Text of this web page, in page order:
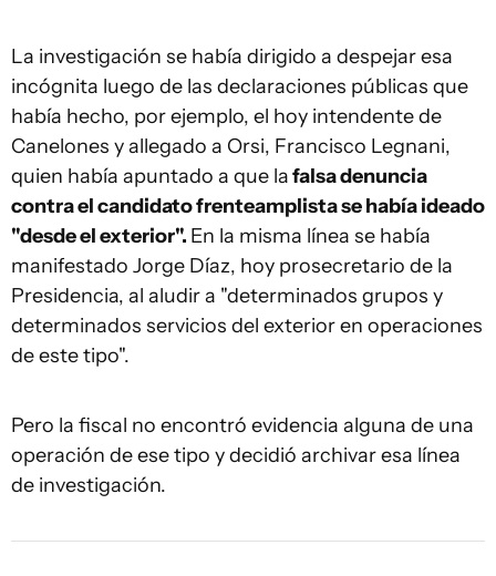
La investigación se había dirigido a despejar esa
incógnita luego de las declaraciones públicas que
había hecho, por ejemplo, el hoy intendente de
Canelones y allegado a Orsi, Francisco Legnani,
quien había apuntado a que lafalsa denuncia
contra el candidato frenteamplista se había ideado
"desde el exterior". En la misma línea se había
manifestado Jorge Díaz, hoy prosecretario de la
Presidencia, al aludir a "determinados grupos y
determinados servicios del exterior en operaciones
de este tipo".
Pero la fiscal no encontró evidencia alguna de una
operación de ese tipo y decidió archivar esa línea
de investigación.